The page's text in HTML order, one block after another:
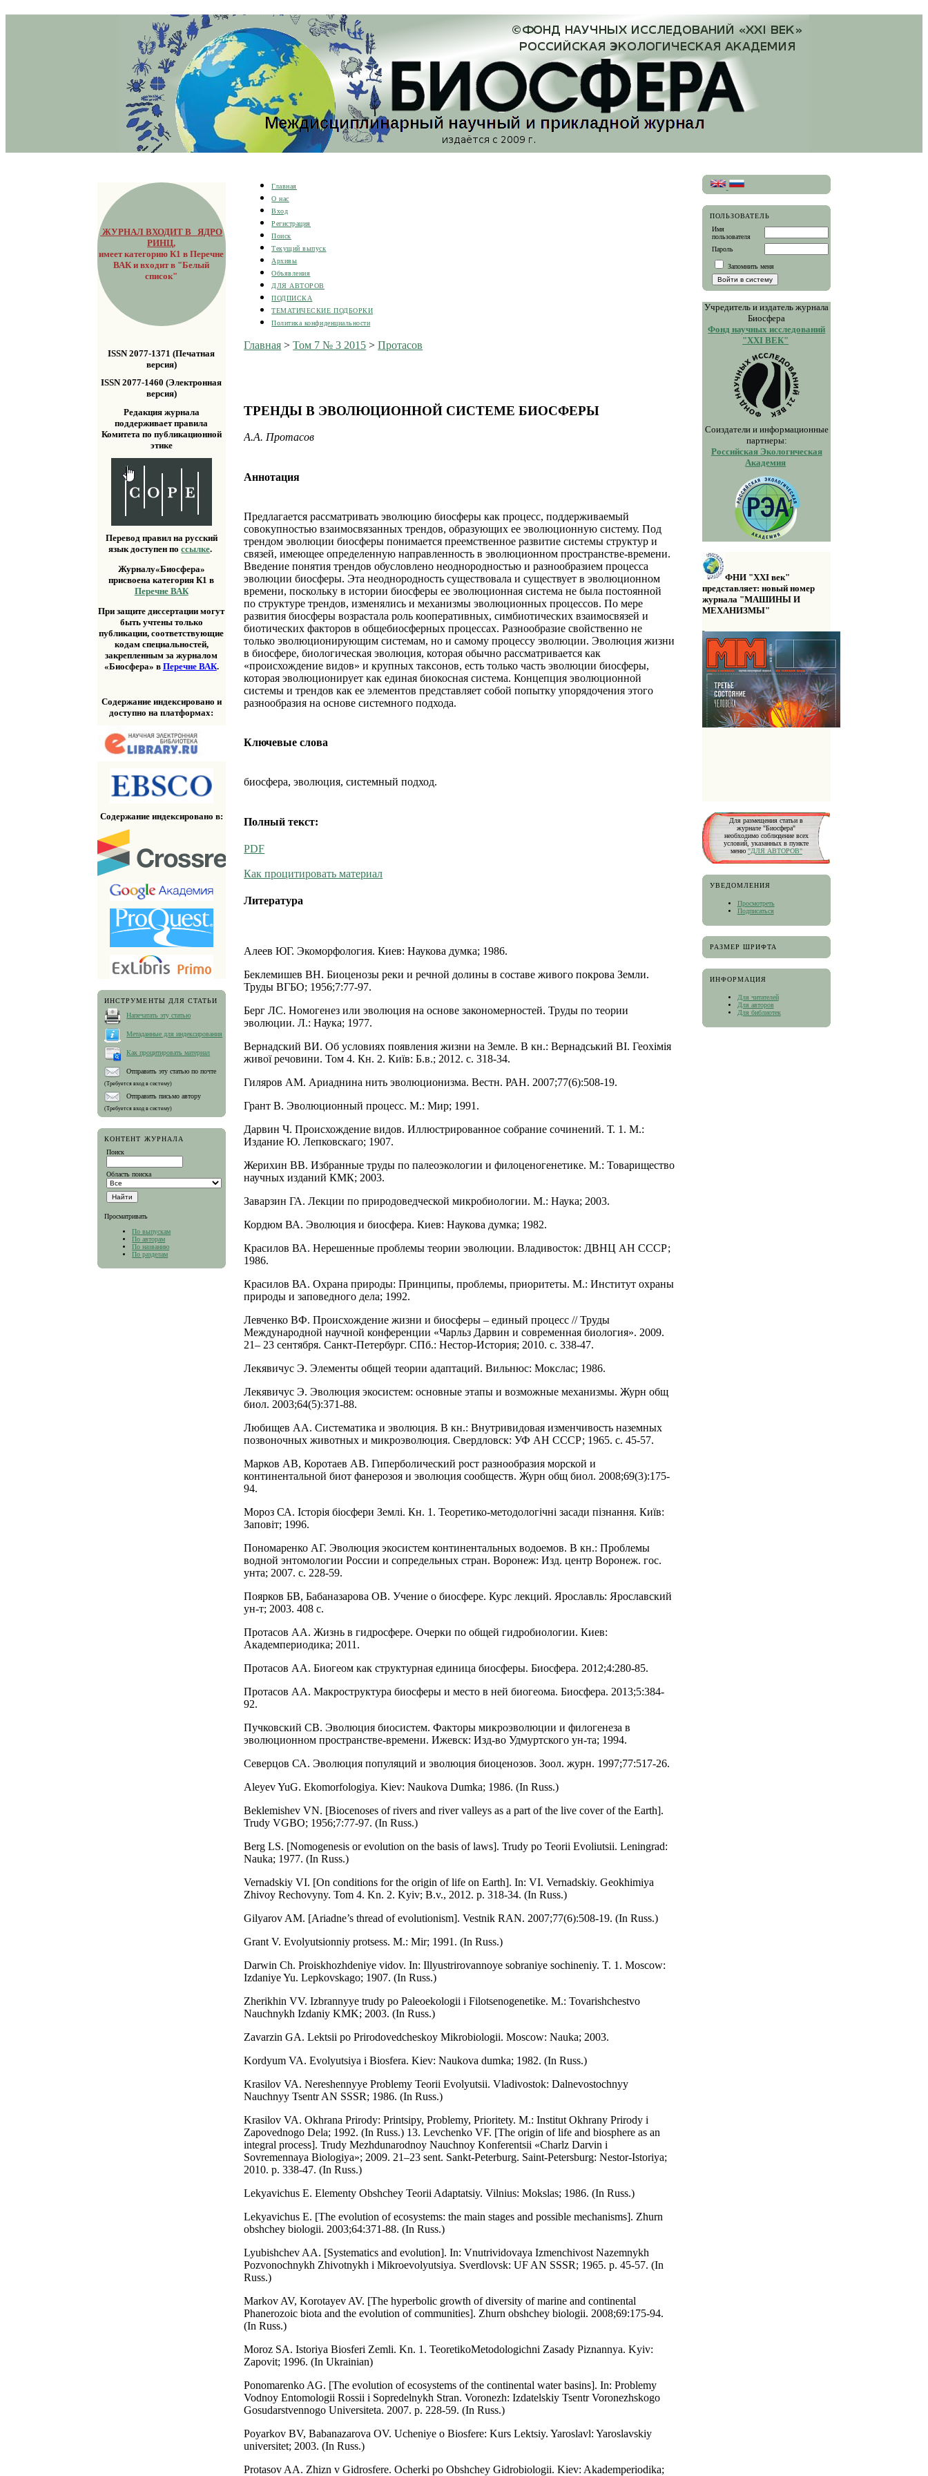
ЖУРНАЛ ВХОДИТ В ЯДРО
РИНЦ,
имеет категорию К1 в Перечне
ВАК и входит в "Белый
список"
ISSN 2077-1371 (Печатная
версия)
ISSN 2077-1460 (Электронная
версия)
Редакция журнала
поддерживает правила
Комитета по публикационной
этике
Перевод правил на русский
язык доступен поссылке.
Журналу«Биосфера»
присвоена категория К1 в
Перечне ВАК
При защите диссертации могут
быть учтены только
публикации, соответствующие
кодам специальностей,
закрепленным за журналом
«Биосфера» в Перечне ВАК.
Содержание индексировано и
доступно на платформах:
Содержание индексировано в:
ИНСТРУМЕНТЫ ДЛЯ СТАТЬИ
Напечатать эту статью
Метаданные для индексирования
Как процитировать материал
Отправить эту статью по почте
(Требуется вход в систему)
Отправить письмо автору
(Требуется вход в систему)
КОНТЕНТ ЖУРНАЛА
Поиск
Область поиска
Просматривать
По выпускам
По авторам
По названию
По разделам
ПОЛЬЗОВАТЕЛЬ
Имя
пользователя
Пароль
Запомнить меня
Учредитель и издатель журнала
Биосфера
Фонд научных исследований
"XXI ВЕК"
Соиздатели и информационные
партнеры:
Российская Экологическая
Академия
ФНИ "XXI век"
представляет: новый номер
журнала "МАШИНЫ И
МЕХАНИЗМЫ"
Для размещения статьи в
журнале "Биосфера"
необходимо соблюдение всех
условий, указанных в пункте
меню "ДЛЯ АВТОРОВ"
УВЕДОМЛЕНИЯ
Просмотреть
Подписаться
РАЗМЕР ШРИФТА
ИНФОРМАЦИЯ
Для читателей
Для авторов
Для библиотек
Главная
О нас
Вход
Регистрация
Поиск
Текущий выпуск
Архивы
Объявления
ДЛЯ АВТОРОВ
ПОДПИСКА
ТЕМАТИЧЕСКИЕ ПОДБОРКИ
Политика конфиденциальности
Главная >Том 7 № 3 2015 >Протасов
ТРЕНДЫ В ЭВОЛЮЦИОННОЙ СИСТЕМЕ БИОСФЕРЫ
А.А. Протасов
Аннотация
Предлагается рассматривать эволюцию биосферы как процесс, поддерживаемый
совокупностью взаимосвязанных трендов, образующих ее эволюционную систему. Под
трендом эволюции биосферы понимается преемственное развитие системы структур и
связей, имеющее определенную направленность в эволюционном пространстве-времени.
Введение понятия трендов обусловлено неоднородностью и разнообразием процесса
эволюции биосферы. Эта неоднородность существовала и существует в эволюционном
времени, поскольку в истории биосферы ее эволюционная система не была постоянной
по структуре трендов, изменялись и механизмы эволюционных процессов. По мере
развития биосферы возрастала роль кооперативных, симбиотических взаимосвязей и
биотических факторов в общебиосферных процессах. Разнообразие свойственно не
только эволюционирующим системам, но и самому процессу эволюции. Эволюция жизни
в биосфере, биологическая эволюция, которая обычно рассматривается как
«происхождение видов» и крупных таксонов, есть только часть эволюции биосферы,
которая эволюционирует как единая биокосная система. Концепция эволюционной
системы и трендов как ее элементов представляет собой попытку упорядочения этого
разнообразия на основе системного подхода.
Ключевые слова
биосфера, эволюция, системный подход.
Полный текст:
PDF
Как процитировать материал
Литература
Алеев ЮГ. Экоморфология. Киев: Наукова думка; 1986.
Беклемишев ВН. Биоценозы реки и речной долины в составе живого покрова Земли.
Труды ВГБО; 1956;7:77-97.
Берг ЛС. Номогенез или эволюция на основе закономерностей. Труды по теории
эволюции. Л.: Наука; 1977.
Вернадский ВИ. Об условиях появления жизни на Земле. В кн.: Вернадський ВІ. Геохімія
живої речовини. Том 4. Кн. 2. Київ: Б.в.; 2012. с. 318-34.
Гиляров АМ. Ариаднина нить эволюционизма. Вестн. РАН. 2007;77(6):508-19.
Грант В. Эволюционный процесс. М.: Мир; 1991.
Дарвин Ч. Происхождение видов. Иллюстрированное собрание сочинений. Т. 1. М.:
Издание Ю. Лепковскаго; 1907.
Жерихин ВВ. Избранные труды по палеоэкологии и филоценогенетике. М.: Товарищество
научных изданий КМК; 2003.
Заварзин ГА. Лекции по природоведческой микробиологии. М.: Наука; 2003.
Кордюм ВА. Эволюция и биосфера. Киев: Наукова думка; 1982.
Красилов ВА. Нерешенные проблемы теории эволюции. Владивосток: ДВНЦ АН СССР;
1986.
Красилов ВА. Охрана природы: Принципы, проблемы, приоритеты. М.: Институт охраны
природы и заповедного дела; 1992.
Левченко ВФ. Происхождение жизни и биосферы – единый процесс // Труды
Международной научной конференции «Чарльз Дарвин и современная биология». 2009.
21– 23 сентября. Санкт-Петербург. СПб.: Нестор-История; 2010. с. 338-47.
Лекявичус Э. Элементы общей теории адаптаций. Вильнюс: Мокслас; 1986.
Лекявичус Э. Эволюция экосистем: основные этапы и возможные механизмы. Журн общ
биол. 2003;64(5):371-88.
Любищев АА. Систематика и эволюция. В кн.: Внутривидовая изменчивость наземных
позвоночных животных и микроэволюция. Свердловск: УФ АН СССР; 1965. с. 45-57.
Марков АВ, Коротаев АВ. Гиперболический рост разнообразия морской и
континентальной биот фанерозоя и эволюция сообществ. Журн общ биол. 2008;69(3):175-
94.
Мороз СА. Історія біосфери Землі. Кн. 1. Теоретико-методологічні засади пізнання. Київ:
Заповіт; 1996.
Пономаренко АГ. Эволюция экосистем континентальных водоемов. В кн.: Проблемы
водной энтомологии России и сопредельных стран. Воронеж: Изд. центр Воронеж. гос.
унта; 2007. с. 228-59.
Поярков БВ, Бабаназарова ОВ. Учение о биосфере. Курс лекций. Ярославль: Ярославский
ун-т; 2003. 408 с.
Протасов АА. Жизнь в гидросфере. Очерки по общей гидробиологии. Киев:
Академпериодика; 2011.
Протасов АА. Биогеом как структурная единица биосферы. Биосфера. 2012;4:280-85.
Протасов АА. Макроструктура биосферы и место в ней биогеома. Биосфера. 2013;5:384-
92.
Пучковский СВ. Эволюция биосистем. Факторы микроэволюции и филогенеза в
эволюционном пространстве-времени. Ижевск: Изд-во Удмуртского ун-та; 1994.
Северцов СА. Эволюция популяций и эволюция биоценозов. Зоол. журн. 1997;77:517-26.
Aleyev YuG. Ekomorfologiya. Kiev: Naukova Dumka; 1986. (In Russ.)
Beklemishev VN. [Biocenoses of rivers and river valleys as a part of the live cover of the Earth].
Trudy VGBO; 1956;7:77-97. (In Russ.)
Berg LS. [Nomogenesis or evolution on the basis of laws]. Trudy po Teorii Evoliutsii. Leningrad:
Nauka; 1977. (In Russ.)
Vernadskiy VI. [On conditions for the origin of life on Earth]. In: VІ. Vernadskiy. Geokhіmіya
Zhivoy Rechovyny. Tom 4. Kn. 2. Kyiv; B.v., 2012. p. 318-34. (In Russ.)
Gilyarov AM. [Ariadne’s thread of evolutionism]. Vestnik RAN. 2007;77(6):508-19. (In Russ.)
Grant V. Evolyutsionniy protsess. M.: Mir; 1991. (In Russ.)
Darwin Ch. Proiskhozhdeniye vidov. In: Illyustrirovannoye sobraniye sochineniy. T. 1. Moscow:
Izdaniye Yu. Lepkovskago; 1907. (In Russ.)
Zherikhin VV. Izbrannyye trudy po Paleoekologii i Filotsenogenetike. M.: Tovarishchestvo
Nauchnykh Izdaniy KMK; 2003. (In Russ.)
Zavarzin GA. Lektsii po Prirodovedcheskoy Mikrobiologii. Moscow: Nauka; 2003.
Kordyum VA. Evolyutsiya i Biosfera. Kiev: Naukova dumka; 1982. (In Russ.)
Krasilov VA. Nereshennyye Problemy Teorii Evolyutsii. Vladivostok: Dalnevostochnyy
Nauchnyy Tsentr AN SSSR; 1986. (In Russ.)
Krasilov VA. Okhrana Prirody: Printsipy, Problemy, Prioritety. M.: Institut Okhrany Prirody i
Zapovednogo Dela; 1992. (In Russ.) 13. Levchenko VF. [The origin of life and biosphere as an
integral process]. Trudy Mezhdunarodnoy Nauchnoy Konferentsii «Charlz Darvin i
Sovremennaya Biologiya»; 2009. 21–23 sent. Sankt-Peterburg. Saint-Petersburg: Nestor-Istoriya;
2010. p. 338-47. (In Russ.)
Lekyavichus E. Elementy Obshchey Teorii Adaptatsiy. Vilnius: Mokslas; 1986. (In Russ.)
Lekyavichus E. [The evolution of ecosystems: the main stages and possible mechanisms]. Zhurn
obshchey biologii. 2003;64:371-88. (In Russ.)
Lyubishchev AA. [Systematics and evolution]. In: Vnutrividovaya Izmenchivost Nazemnykh
Pozvonochnykh Zhivotnykh i Mikroevolyutsiya. Sverdlovsk: UF AN SSSR; 1965. p. 45-57. (In
Russ.)
Markov AV, Korotayev AV. [The hyperbolic growth of diversity of marine and continental
Phanerozoic biota and the evolution of communities]. Zhurn obshchey biologii. 2008;69:175-94.
(In Russ.)
Moroz SA. Іstorіya Bіosferi Zemlі. Kn. 1. TeoretikoMetodologіchnі Zasady Pіznannya. Kyiv:
Zapovіt; 1996. (In Ukrainian)
Ponomarenko AG. [The evolution of ecosystems of the continental water basins]. In: Problemy
Vodnoy Entomologii Rossii i Sopredelnykh Stran. Voronezh: Izdatelskiy Tsentr Voronezhskogo
Gosudarstvennogo Universiteta. 2007. p. 228-59. (In Russ.)
Poyarkov BV, Babanazarova OV. Ucheniye o Biosfere: Kurs Lektsiy. Yaroslavl: Yaroslavskiy
universitet; 2003. (In Russ.)
Protasov AA. Zhizn v Gidrosfere. Ocherki po Obshchey Gidrobiologii. Kiev: Akademperiodika;